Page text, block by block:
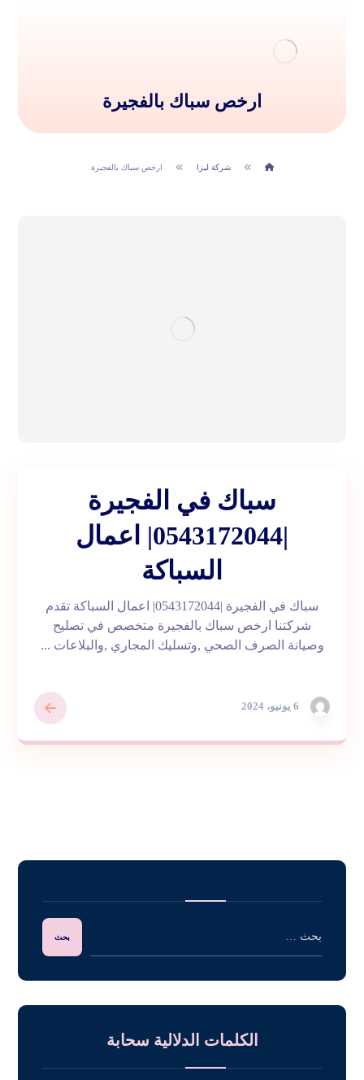
ارخص سباك بالفجيرة
شركة ليزا ارخص سباك بالفجيرة
سباك في الفجيرة
|0543172044| اعمال
السباكة
6 يونيو، 2024
سباك في الفجيرة |0543172044| اعمال السباكة تقدم
شركتنا ارخص سباك بالفجيرة متخصص في تصليح
وصيانة الصرف الصحي ,وتسليك المجاري ,والبلاعات ...
الكلمات الدلالية سحابة